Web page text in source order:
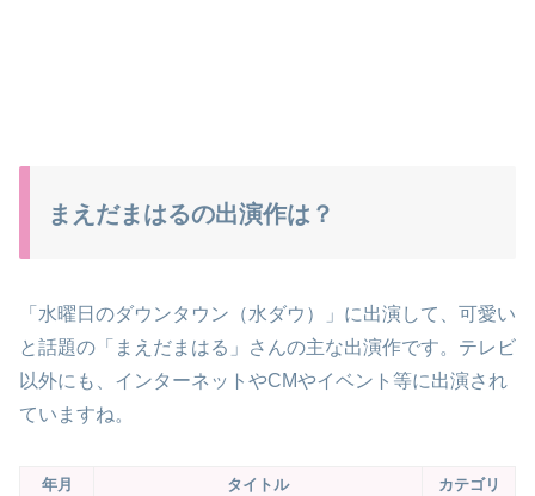
まえだまはるの出演作は？
「水曜日のダウンタウン（水ダウ）」に出演して、可愛い
と話題の「まえだまはる」さんの主な出演作です。テレビ
以外にも、インターネットやCMやイベント等に出演され
ていますね。
年月 タイトル
カテゴリ